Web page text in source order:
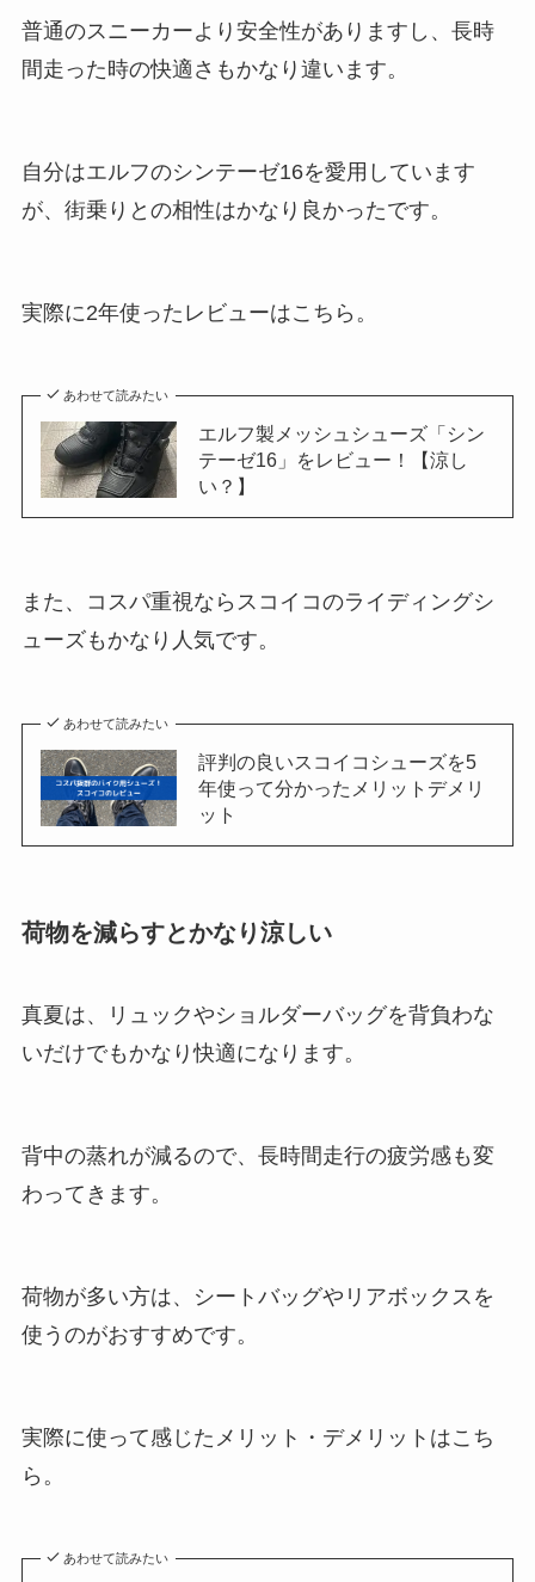
普通のスニーカーより安全性がありますし、長時
間走った時の快適さもかなり違います。
自分はエルフのシンテーゼ16を愛用しています
が、街乗りとの相性はかなり良かったです。
実際に2年使ったレビューはこちら。
あわせて読みたい
エルフ製メッシュシューズ「シン
テーゼ16」をレビュー！【涼し
い？】
また、コスパ重視ならスコイコのライディングシ
ューズもかなり人気です。
あわせて読みたい
評判の良いスコイコシューズを5
年使って分かったメリットデメリ
ット
荷物を減らすとかなり涼しい
真夏は、リュックやショルダーバッグを背負わな
いだけでもかなり快適になります。
背中の蒸れが減るので、長時間走行の疲労感も変
わってきます。
荷物が多い方は、シートバッグやリアボックスを
使うのがおすすめです。
実際に使って感じたメリット・デメリットはこち
ら。
あわせて読みたい